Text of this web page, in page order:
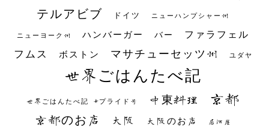
テルアビブ ドイツ ニューハンプシャー州
ニューヨーク州 ハンバーガー バー ファラフェル
フムス ボストン マサチューセッツ州 ユダヤ
世界ごはんたべ記
世界ごはんたべ記 #プライド号 中東料理 京都
京都のお店 大阪 大阪のお店 居酒屋